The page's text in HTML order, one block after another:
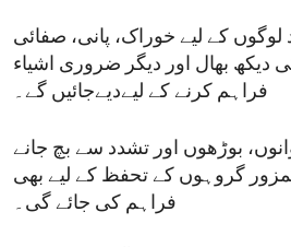
کے لیے خوراک، پانی، صفائی
بھال اور دیگر ضروری اشیاء
فراہم کرنے کے لیےدیےجائیں گے۔
بوڑھوں اور تشدد سے بچ جانے
گروہوں کے تحفظ کے لیے بھی
فراہم کی جائے گی۔